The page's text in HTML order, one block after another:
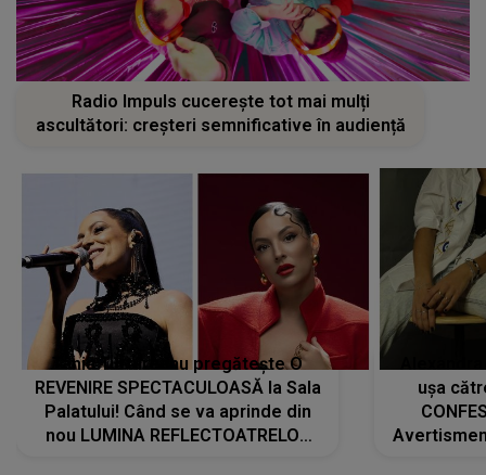
Radio Impuls cucerește tot mai mulți
ascultători: creșteri semnificative în audiență
Tania Turtureanu pregătește O
REVENIRE SPECTACULOASĂ la Sala
Palatului! Când se va aprinde din
nou LUMINA REFLECTOATRELOR
ușa